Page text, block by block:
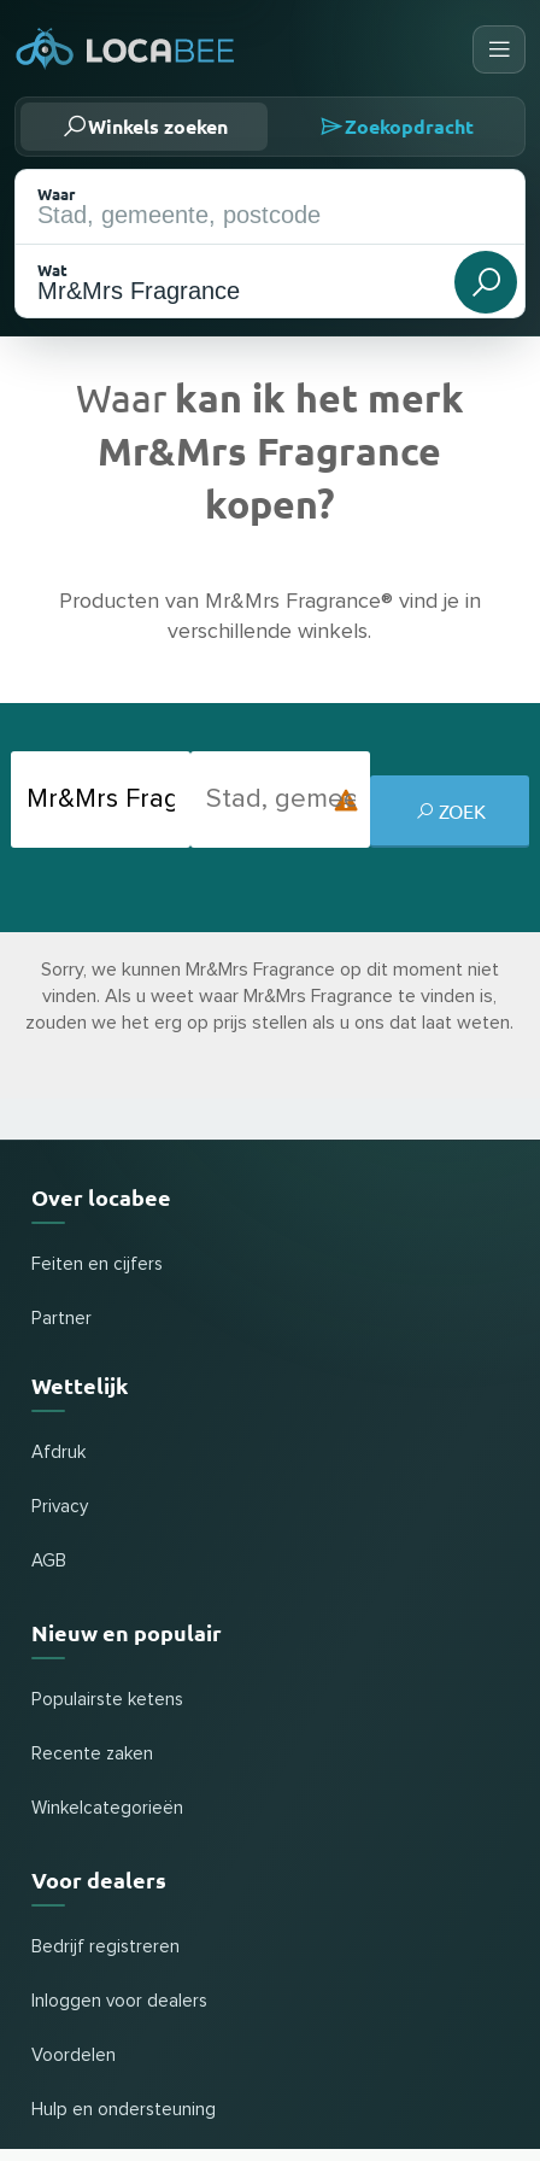
Winkels zoeken Zoekopdracht
Waar
Wat
Huidige locatie
Waar kan ik het merk
Mr&Mrs Fragrance
kopen?
Producten van Mr&Mrs Fragrance® vind je in
verschillende winkels.
ZOEK
Sorry, we kunnen Mr&Mrs Fragrance op dit moment niet
vinden. Als u weet waar Mr&Mrs Fragrance te vinden is,
zouden we het erg op prijs stellen als u ons dat laat weten.
Over locabee
Feiten en cijfers
Partner
Wettelijk
Afdruk
Privacy
AGB
Nieuw en populair
Populairste ketens
Recente zaken
Winkelcategorieën
Voor dealers
Bedrijf registreren
Inloggen voor dealers
Voordelen
Hulp en ondersteuning